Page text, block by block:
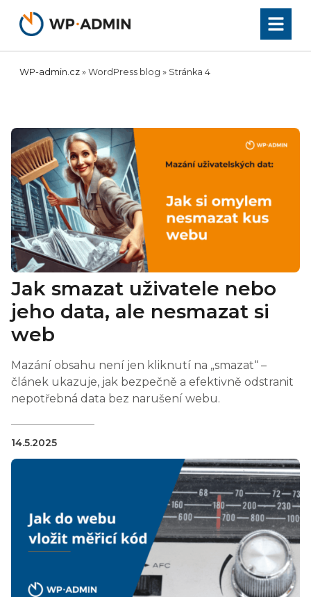
obsah
WP-admin.cz » WordPress blog » Stránka 4
Jak smazat uživatele nebo
jeho data, ale nesmazat si
web
Mazání obsahu není jen kliknutí na „smazat“ –
článek ukazuje, jak bezpečně a efektivně odstranit
nepotřebná data bez narušení webu.
14.5.2025